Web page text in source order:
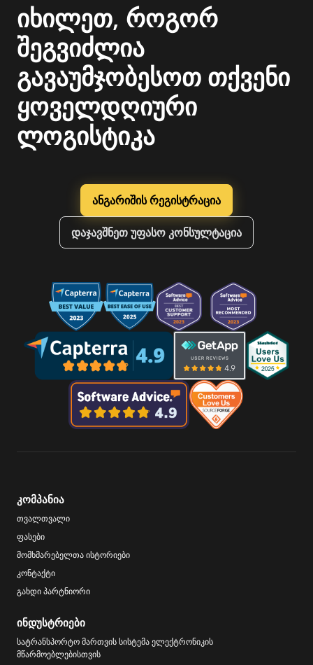
იხილეთ, როგორ
შეგვიძლია
გავაუმჯობესოთ თქვენი
ყოველდღიური
ლოგისტიკა
ანგარიშის რეგისტრაცია
დაჯავშნეთ უფასო კონსულტაცია
კომპანია
თვალთვალი
ფასები
მომხმარებელთა ისტორიები
კონტაქტი
გახდი პარტნიორი
ინდუსტრიები
სატრანსპორტო მართვის სისტემა ელექტრონიკის
მწარმოებლებისთვის